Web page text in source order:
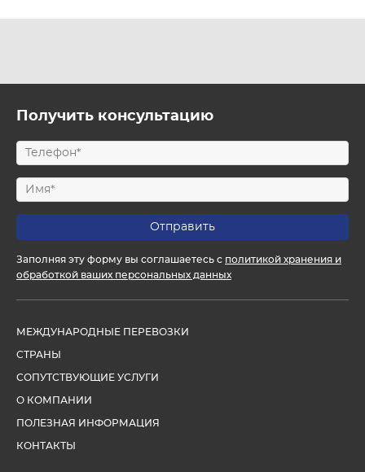
Получить консультацию
Заполняя эту форму вы соглашаетесь с политикой хранения и
обработкой ваших персональных данных
МЕЖДУНАРОДНЫЕ ПЕРЕВОЗКИ
СТРАНЫ
СОПУТСТВУЮЩИЕ УСЛУГИ
О КОМПАНИИ
ПОЛЕЗНАЯ ИНФОРМАЦИЯ
КОНТАКТЫ